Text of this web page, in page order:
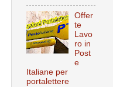
Offer
te
Lavo
ro in
Post
e
Italiane per
portalettere